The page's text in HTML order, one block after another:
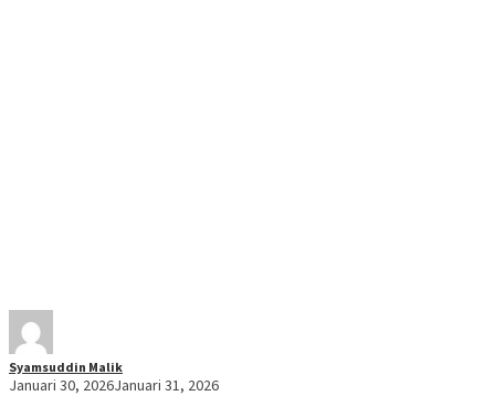
Syamsuddin Malik
Januari 30, 2026Januari 31, 2026